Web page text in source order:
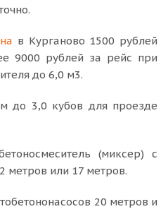
в Курганово 1500 рублей
9000 рублей за рейс при
до 6,0 м3.
до 3,0 кубов для проезде
(миксер) с
метров или 17 метров.
20 метров и